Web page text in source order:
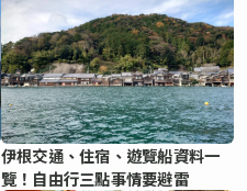
伊根交通、住宿、遊覽船資料一
覽！自由行三點事情要避雷